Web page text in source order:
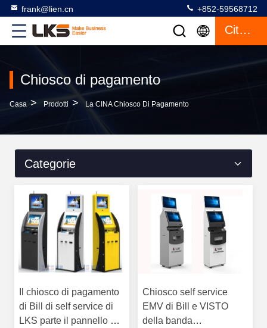
frank@lien.cn +852-59568712
Citazione
Chiosco di pagamento
Casa > Prodotti > La CINA Chiosco Di Pagamento
Categorie
Il chiosco di pagamento
di Bill di self service di
LKS parte il pannello di
Chiosco self service
EMV di Bill e VISTO
della banda